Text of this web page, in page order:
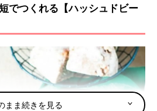
でつくれる【ハッシュドビー
まま続きを見る